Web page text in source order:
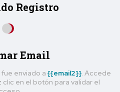
Registro
Email
enviado a {{email2}}. Accede
clic en el botón para validar el